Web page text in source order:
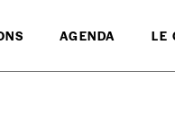
AGENDA LE